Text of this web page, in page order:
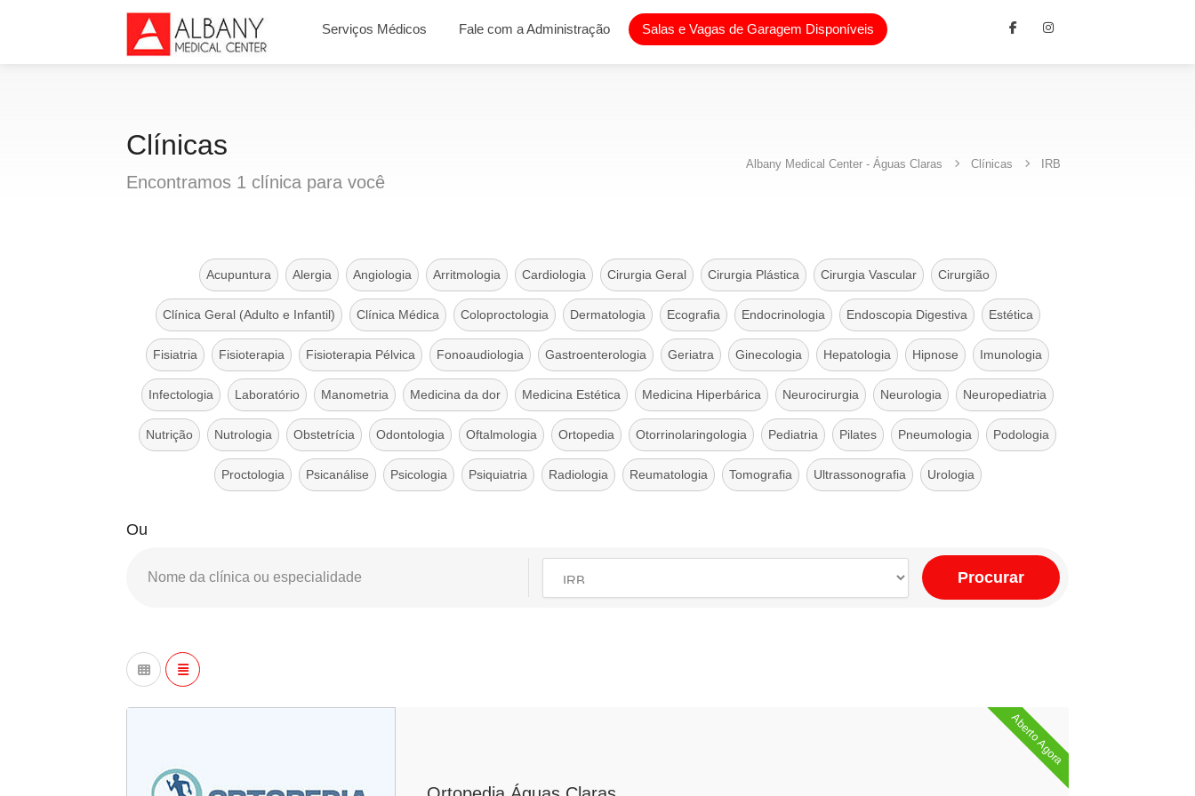
Serviços Médicos Fale com a Administração Salas e Vagas de Garagem Disponíveis
Clínicas
Encontramos 1 clínica para você
Albany Medical Center - Águas Claras Clínicas IRB
Acupuntura Alergia Angiologia Arritmologia Cardiologia Cirurgia Geral Cirurgia Plástica Cirurgia Vascular Cirurgião
Clínica Geral (Adulto e Infantil) Clínica Médica Coloproctologia Dermatologia Ecografia Endocrinologia Endoscopia Digestiva Estética
Fisiatria Fisioterapia Fisioterapia Pélvica Fonoaudiologia Gastroenterologia Geriatra Ginecologia Hepatologia Hipnose Imunologia
Infectologia Laboratório Manometria Medicina da dor Medicina Estética Medicina Hiperbárica Neurocirurgia Neurologia Neuropediatria
Nutrição Nutrologia Obstetrícia Odontologia Oftalmologia Ortopedia Otorrinolaringologia Pediatria Pilates Pneumologia Podologia
Proctologia Psicanálise Psicologia Psiquiatria Radiologia Reumatologia Tomografia Ultrassonografia Urologia
Ou
Procurar
Aberto Agora